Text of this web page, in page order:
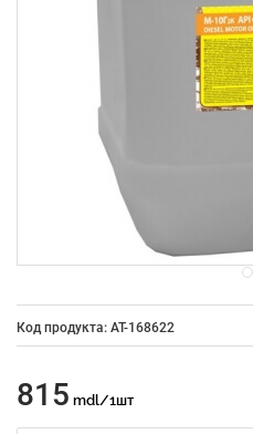
Код продукта: AT-168622
815 mdl/1шт